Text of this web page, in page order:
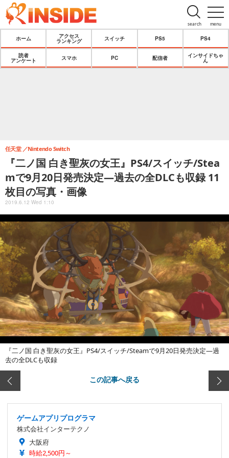
menu
search
ホーム
アクセス
ランキング
スイッチ PS5 PS4
読者
アンケート
スマホ PC 配信者
インサイドちゃ
ん
『二ノ国 白き聖灰の女王』PS4/スイッチ/Stea
mで9月20日発売決定―過去の全DLCも収録 11
枚目の写真・画像
任天堂 Nintendo Switch
2019.6.12 Wed 1:10
『二ノ国 白き聖灰の女王』PS4/スイッチ/Steamで9月20日発売決定―過
去の全DLCも収録
この記事へ戻る
ゲームアプリプログラマ
株式会社インターテクノ
大阪府
時給2,500円～